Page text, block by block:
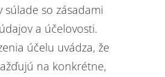
súlade so zásadami
a účelovosti.
účelu uvádza, že
na konkrétne,